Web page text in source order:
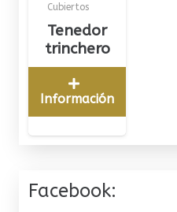
Cubiertos
Tenedor
trinchero
Información
Facebook: